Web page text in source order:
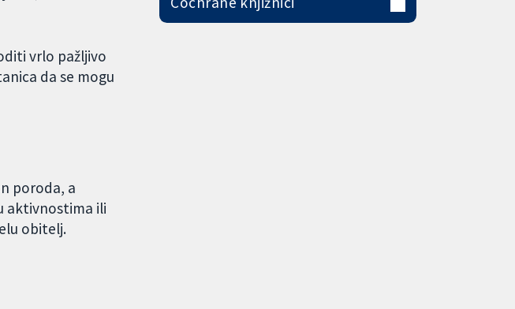
vrlo pažljivo
da se mogu
poroda, a
aktivnostima ili
obitelj.